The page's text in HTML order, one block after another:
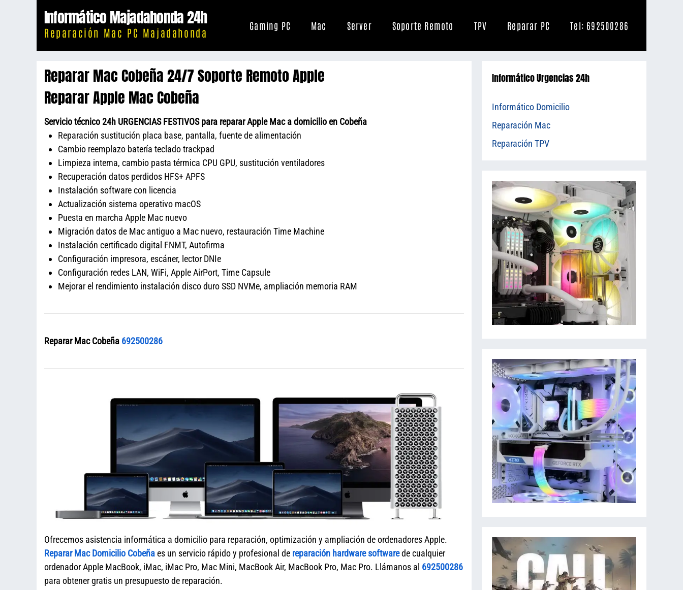
Informático Majadahonda 24h
Reparación Mac PC Majadahonda
Gaming PC Mac Server Soporte Remoto TPV Reparar PC Tel: 692500286
Reparar Mac Cobeña 24/7 Soporte Remoto Apple
Reparar Apple Mac Cobeña
Servicio técnico 24h URGENCIAS FESTIVOS para reparar Apple Mac a domicilio en Cobeña
Reparación sustitución placa base, pantalla, fuente de alimentación
Cambio reemplazo batería teclado trackpad
Limpieza interna, cambio pasta térmica CPU GPU, sustitución ventiladores
Recuperación datos perdidos HFS+ APFS
Instalación software con licencia
Actualización sistema operativo macOS
Puesta en marcha Apple Mac nuevo
Migración datos de Mac antiguo a Mac nuevo, restauración Time Machine
Instalación certificado digital FNMT, Autofirma
Configuración impresora, escáner, lector DNIe
Configuración redes LAN, WiFi, Apple AirPort, Time Capsule
Mejorar el rendimiento instalación disco duro SSD NVMe, ampliación memoria RAM
Reparar Mac Cobeña 692500286
Ofrecemos asistencia informática a domicilio para reparación, optimización y ampliación de ordenadores Apple.
Reparar Mac Domicilio Cobeñaes un servicio rápido y profesional de reparación hardware softwarede cualquier
ordenador Apple MacBook, iMac, iMac Pro, Mac Mini, MacBook Air, MacBook Pro, Mac Pro. Llámanos al 692500286
para obtener gratis un presupuesto de reparación.
Informático Urgencias 24h
Informático Domicilio
Reparación Mac
Reparación TPV